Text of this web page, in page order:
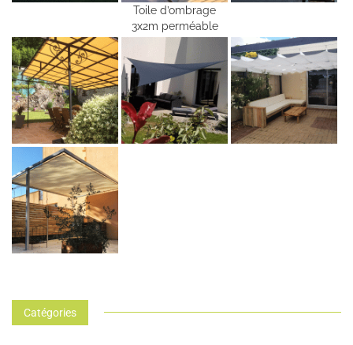
Toile d’ombrage
3x2m perméable
Catégories